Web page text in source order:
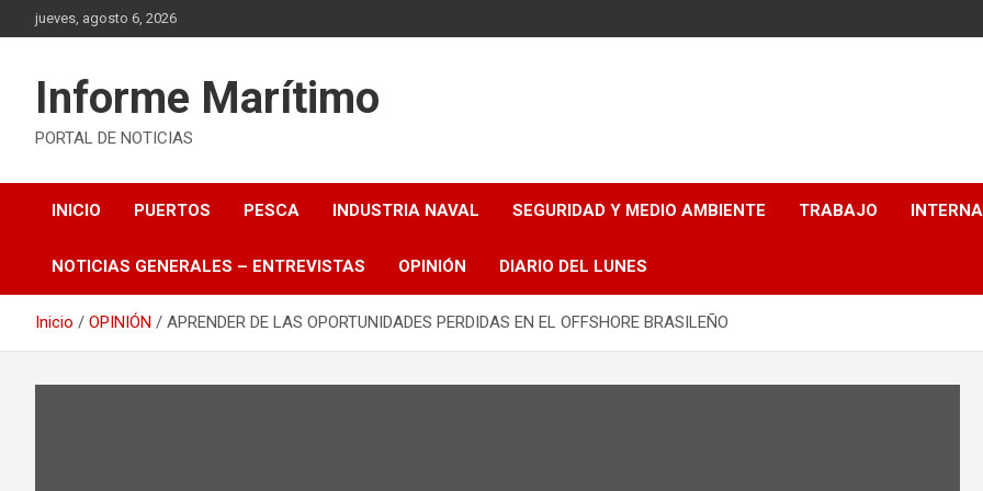
Saltar
al
jueves, agosto 6, 2026
Informe Marítimo
PORTAL DE NOTICIAS
INICIO PUERTOS PESCA INDUSTRIA NAVAL SEGURIDAD Y MEDIO AMBIENTE TRABAJO
NOTICIAS GENERALES – ENTREVISTAS OPINIÓN DIARIO DEL LUNES
Inicio OPINIÓN APRENDER DE LAS OPORTUNIDADES PERDIDAS EN EL OFFSHORE BRASILEÑO